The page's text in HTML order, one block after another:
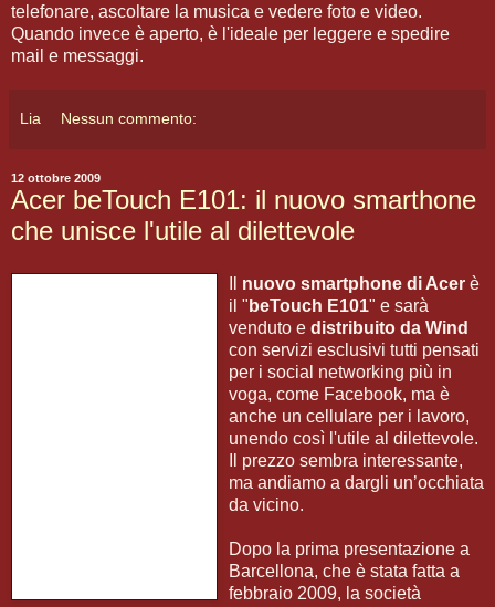
telefonare, ascoltare la musica e vedere foto e video.
Quando invece è aperto, è l'ideale per leggere e spedire
mail e messaggi.
Lia Nessun commento:
12 ottobre 2009
Acer beTouch E101: il nuovo smarthone
che unisce l'utile al dilettevole
nuovo smartphone di Acer è
il " beTouch E101" e sarà
venduto e distribuito da Wind
con servizi esclusivi tutti pensati
per i social networking più in
voga, come Facebook, ma è
anche un cellulare per i lavoro,
unendo così l'utile al dilettevole.
Il prezzo sembra interessante,
ma andiamo a dargli un’occhiata
da vicino.
Dopo la prima presentazione a
Barcellona, che è stata fatta a
febbraio 2009, la società